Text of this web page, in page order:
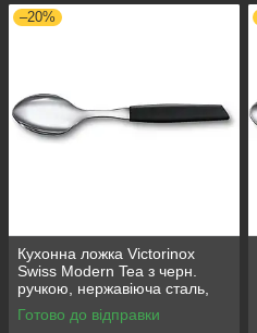
–20%
Кухонна ложка Victorinox
Swiss Modern Tea з черн.
ручкою, нержавіюча сталь,
поліпропілен, 1 шт., 100%
оригінал
Готово до відправки